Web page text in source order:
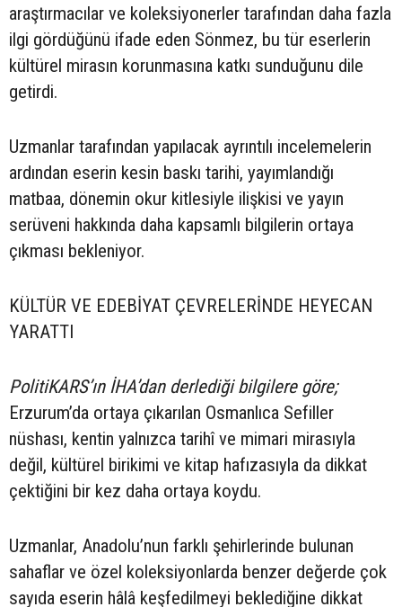
araştırmacılar ve koleksiyonerler tarafından daha fazla
ilgi gördüğünü ifade eden Sönmez, bu tür eserlerin
kültürel mirasın korunmasına katkı sunduğunu dile
getirdi.
Uzmanlar tarafından yapılacak ayrıntılı incelemelerin
ardından eserin kesin baskı tarihi, yayımlandığı
matbaa, dönemin okur kitlesiyle ilişkisi ve yayın
serüveni hakkında daha kapsamlı bilgilerin ortaya
çıkması bekleniyor.
KÜLTÜR VE EDEBİYAT ÇEVRELERİNDE HEYECAN
YARATTI
PolitiKARS’ın İHA’dan derlediği bilgilere göre;
Erzurum’da ortaya çıkarılan Osmanlıca Sefiller
nüshası, kentin yalnızca tarihî ve mimari mirasıyla
değil, kültürel birikimi ve kitap hafızasıyla da dikkat
çektiğini bir kez daha ortaya koydu.
Uzmanlar, Anadolu’nun farklı şehirlerinde bulunan
sahaflar ve özel koleksiyonlarda benzer değerde çok
sayıda eserin hâlâ keşfedilmeyi beklediğine dikkat